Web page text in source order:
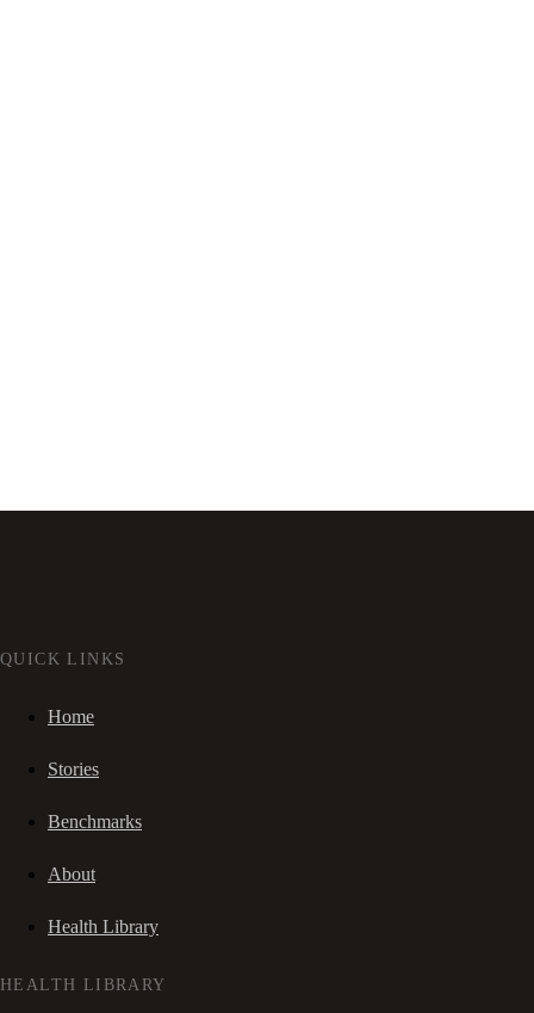
QUICK LINKS
Home
Stories
Benchmarks
About
Health Library
HEALTH LIBRARY